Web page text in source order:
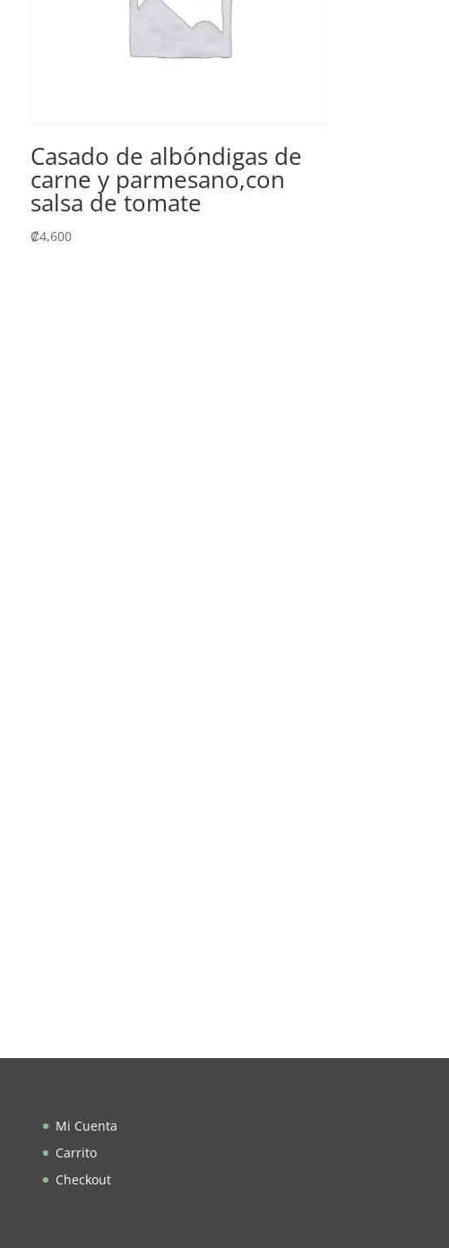
Casado de albóndigas de
carne y parmesano,con
salsa de tomate
₡4,600
Mi Cuenta
Carrito
Checkout